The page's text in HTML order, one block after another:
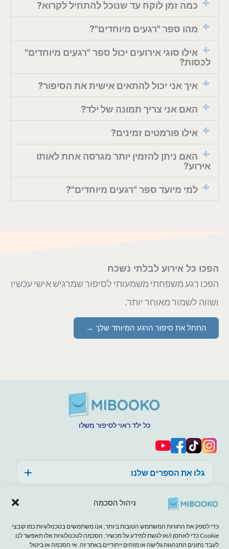
ניהול הסכמה
כדי לספק את החוויות המשתמש הטובות ביותר, אנו משתמשים בטכנולוגיות כמו קובצי
Cookie כדי לאחסן ו/או לגשת למידע על מכשיר. הסכמה לטכנולוגיות אלו תאפשר לנו
לעבד נתונים התנהגות גלישה או מזהים ייחודיים באתר זה. אי הסכמה או ביטול
כמה זמן לוקח עד שנוכל להתחיל לקרוא?
מהו ספר "רגעים מיוחדים"?
אילו סוגי אירועים יכול ספר "רגעים מיוחדים"
לכסות?
איך אני יכול להתאים אישית את הסיפור?
האם אני צריך תמונה של ילד?
אילו פורמטים זמינים?
האם ניתן להזמין יותר מגרסה אחת לאותו
אירוע?
למי מיועד ספר "רגעים מיוחדים"?
הפכו כל אירוע לבלתי נשכח
הפכו רגע משפחתי משמעותי לסיפור שמרגיש אישי עכשיו
ושווה לשמור מאוחר יותר.
התחל את סיפור הרגע המיוחד שלך →
כל ילד ראוי לסיפור משלו
גלו את הספרים שלנו
עזרה, אמון ואיכות
אודות מיבוקו